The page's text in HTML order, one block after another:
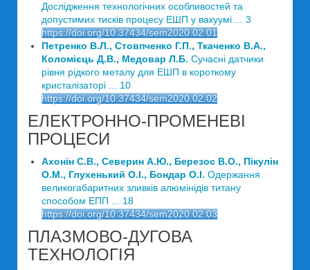
Дослідження технологічних особливостей та
допустимих тисків процесу ЕШП у вакуумі ... 3
https://doi.org/10.37434/sem2020.02.01
Петренко В.Л., Стовпченко Г.П., Ткаченко В.А.,
Коломієць Д.В., Медовар Л.Б. Сучасні датчики
рівня рідкого металу для ЕШП в короткому
кристалізаторі ... 10
https://doi.org/10.37434/sem2020.02.02
ЕЛЕКТРОННО-ПРОМЕНЕВІ
ПРОЦЕСИ
Ахонін С.В., Северин А.Ю., Березос В.О., Пікулін
О.М., Глухенький О.І., Бондар О.І. Одержання
великогабаритних зливків алюмінідів титану
способом ЕПП ... 18
https://doi.org/10.37434/sem2020.02.03
ПЛАЗМОВО-ДУГОВА
ТЕХНОЛОГІЯ